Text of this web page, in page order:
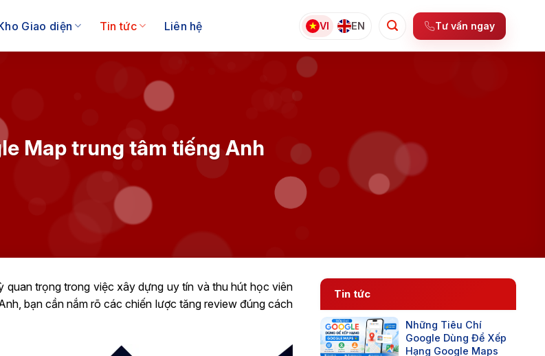
Giao diện Tin tức Liên hệ VI EN Tư vấn ngay
Map trung tâm tiếng Anh
quan trọng trong việc xây dựng uy tín và thu hút học viên
bạn cần nắm rõ các chiến lược tăng review đúng cách
Tin tức
Những Tiêu Chí
Google Dùng Để Xếp
Hạng Google Maps